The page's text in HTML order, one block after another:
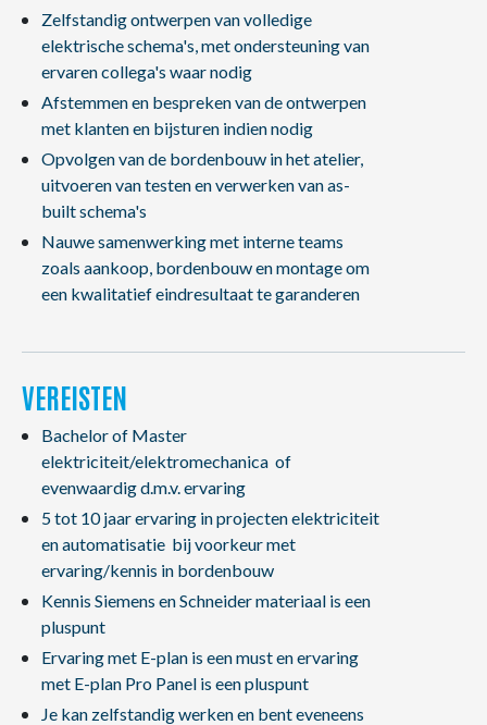
Zelfstandig ontwerpen van volledige
elektrische schema's, met ondersteuning van
ervaren collega's waar nodig
Afstemmen en bespreken van de ontwerpen
met klanten en bijsturen indien nodig
Opvolgen van de bordenbouw in het atelier,
uitvoeren van testen en verwerken van as-
built schema's
Nauwe samenwerking met interne teams
zoals aankoop, bordenbouw en montage om
een kwalitatief eindresultaat te garanderen
VEREISTEN
Bachelor of Master
elektriciteit/elektromechanica of
evenwaardig d.m.v. ervaring
5 tot 10 jaar ervaring in projecten elektriciteit
en automatisatie bij voorkeur met
ervaring/kennis in bordenbouw
Kennis Siemens en Schneider materiaal is een
pluspunt
Ervaring met E-plan is een must en ervaring
met E-plan Pro Panel is een pluspunt
Je kan zelfstandig werken en bent eveneens